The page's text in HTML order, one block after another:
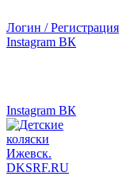
Логин / Регистрация
Instagram ВК
Instagram ВК